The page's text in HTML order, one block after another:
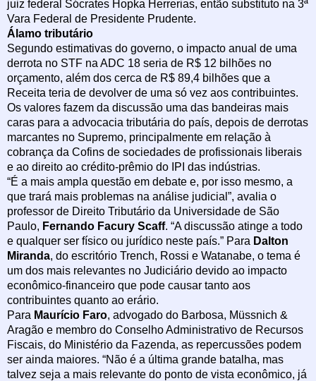
juiz federal Sócrates Hopka Herrerias, então substituto na 3ª
Vara Federal de Presidente Prudente.
Álamo tributário
Segundo estimativas do governo, o impacto anual de uma
derrota no STF na ADC 18 seria de R$ 12 bilhões no
orçamento, além dos cerca de R$ 89,4 bilhões que a
Receita teria de devolver de uma só vez aos contribuintes.
Os valores fazem da discussão uma das bandeiras mais
caras para a advocacia tributária do país, depois de derrotas
marcantes no Supremo, principalmente em relação à
cobrança da Cofins de sociedades de profissionais liberais
e ao direito ao crédito-prêmio do IPI das indústrias.
“É a mais ampla questão em debate e, por isso mesmo, a
que trará mais problemas na análise judicial”, avalia o
professor de Direito Tributário da Universidade de São
Paulo, Fernando Facury Scaff. “A discussão atinge a todo
e qualquer ser físico ou jurídico neste país.” Para Dalton
Miranda, do escritório Trench, Rossi e Watanabe, o tema é
um dos mais relevantes no Judiciário devido ao impacto
econômico-financeiro que pode causar tanto aos
contribuintes quanto ao erário.
Para Maurício Faro, advogado do Barbosa, Müssnich &
Aragão e membro do Conselho Administrativo de Recursos
Fiscais, do Ministério da Fazenda, as repercussões podem
ser ainda maiores. “Não é a última grande batalha, mas
talvez seja a mais relevante do ponto de vista econômico, já